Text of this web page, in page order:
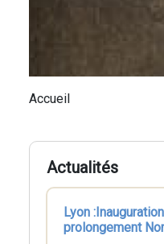
Fil
d'Ariane
Accueil
Actualités
Lyon
prolongement